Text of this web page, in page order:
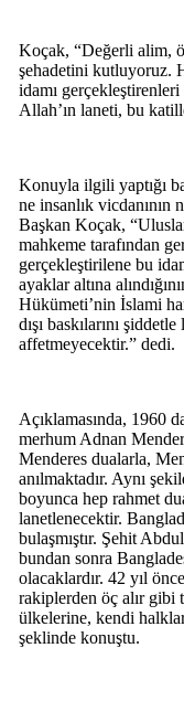
Koçak, “Değerli alim,
şehadetini kutluyoruz.
idamı
Allah’ın laneti, bu
Konuyla ilgili yaptığı
ne insanlık
Başkan Koçak,
mahkeme tarafından
gerçekleştirilene bu
ayaklar altına
Hükümeti’nin İslami
dışı baskılarını
affetmeyecektir.” dedi.
Açıklamasında, 1960
merhum Adnan
Menderes dualarla,
anılmaktadır. Aynı
boyunca hep rahmet
lanetlenecektir.
bulaşmıştır. Şehit
bundan sonra
olacaklardır. 42 yıl
rakiplerden öç alır gibi
ülkelerine, kendi
şeklinde konuştu.